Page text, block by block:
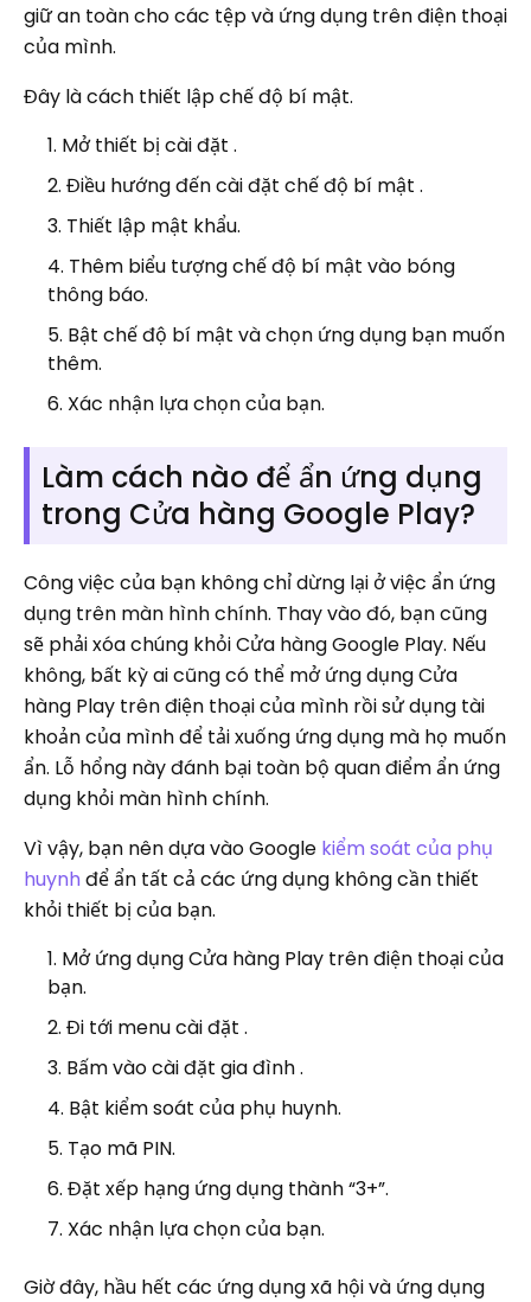
giữ an toàn cho các tệp và ứng dụng trên điện thoại
của mình.
Đây là cách thiết lập chế độ bí mật.
Mở thiết bị cài đặt .
Điều hướng đến cài đặt chế độ bí mật .
Thiết lập mật khẩu.
Thêm biểu tượng chế độ bí mật vào bóng
thông báo.
Bật chế độ bí mật và chọn ứng dụng bạn muốn
thêm.
Xác nhận lựa chọn của bạn.
Làm cách nào để ẩn ứng dụng
trong Cửa hàng Google Play?
Công việc của bạn không chỉ dừng lại ở việc ẩn ứng
dụng trên màn hình chính. Thay vào đó, bạn cũng
sẽ phải xóa chúng khỏi Cửa hàng Google Play. Nếu
không, bất kỳ ai cũng có thể mở ứng dụng Cửa
hàng Play trên điện thoại của mình rồi sử dụng tài
khoản của mình để tải xuống ứng dụng mà họ muốn
ẩn. Lỗ hổng này đánh bại toàn bộ quan điểm ẩn ứng
dụng khỏi màn hình chính.
Vì vậy, bạn nên dựa vào Google kiểm soát của phụ
huynh để ẩn tất cả các ứng dụng không cần thiết
khỏi thiết bị của bạn.
Mở ứng dụng Cửa hàng Play trên điện thoại của
bạn.
Đi tới menu cài đặt .
Bấm vào cài đặt gia đình .
Bật kiểm soát của phụ huynh.
Tạo mã PIN.
Đặt xếp hạng ứng dụng thành “3+”.
Xác nhận lựa chọn của bạn.
Giờ đây, hầu hết các ứng dụng xã hội và ứng dụng